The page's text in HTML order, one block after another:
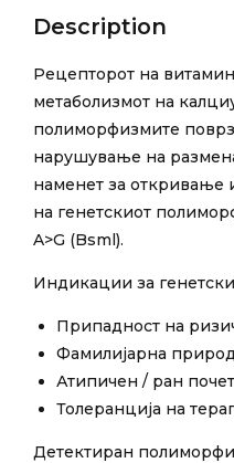
Description
Рецепторот на
метаболизмот на
полиморфизмите
нарушување на
наменет за откривање
на генетскиот
A>G (Bsml).
Индикации за генетски
Припадност на
Фамилијарна
Атипичен / ран
Толеранција на
Детектиран